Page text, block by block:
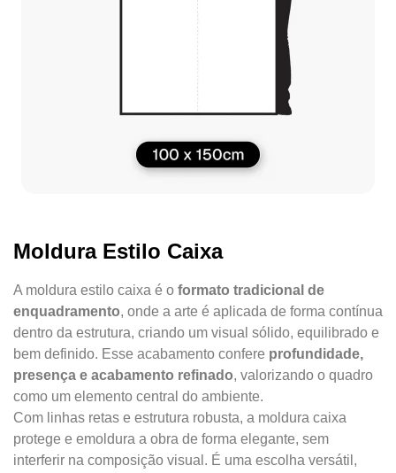
Moldura Estilo Caixa
A moldura estilo caixa é o formato tradicional de
enquadramento, onde a arte é aplicada de forma contínua
dentro da estrutura, criando um visual sólido, equilibrado e
bem definido. Esse acabamento confere profundidade,
presença e acabamento refinado, valorizando o quadro
como um elemento central do ambiente.
Com linhas retas e estrutura robusta, a moldura caixa
protege e emoldura a obra de forma elegante, sem
interferir na composição visual. É uma escolha versátil,